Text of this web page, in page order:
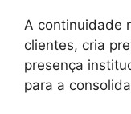
A continuidade
clientes, cria
presença
para a